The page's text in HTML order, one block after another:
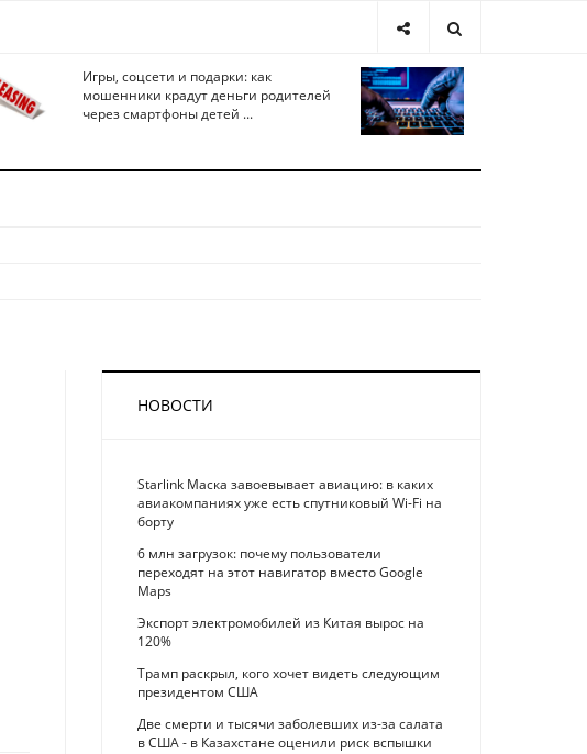
Игры, соцсети и подарки: как
мошенники крадут деньги родителей
через смартфоны детей ...
НОВОСТИ
Starlink Маска завоевывает авиацию: в каких
авиакомпаниях уже есть спутниковый Wi-Fi на
борту
6 млн загрузок: почему пользователи
переходят на этот навигатор вместо Google
Maps
Экспорт электромобилей из Китая вырос на
120%
Трамп раскрыл, кого хочет видеть следующим
президентом США
Две смерти и тысячи заболевших из-за салата
в США - в Казахстане оценили риск вспышки